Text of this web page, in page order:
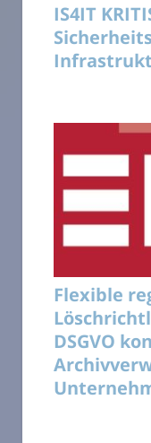
IS4IT
Flexible
DSGVO